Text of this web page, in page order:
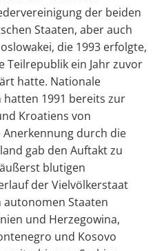
der beiden
Staaten, aber auch
die 1993 erfolgte,
Teilrepublik ein Jahr zuvor
hatte. Nationale
1991 bereits zur
Kroatiens von
Anerkennung durch die
gab den Auftakt zu
blutigen
der Vielvölkerstaat
autonomen Staaten
und Herzegowina,
und Kosovo